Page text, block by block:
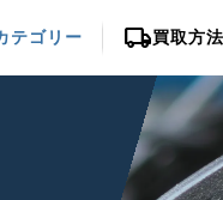
テゴリー local_shipping買取方法